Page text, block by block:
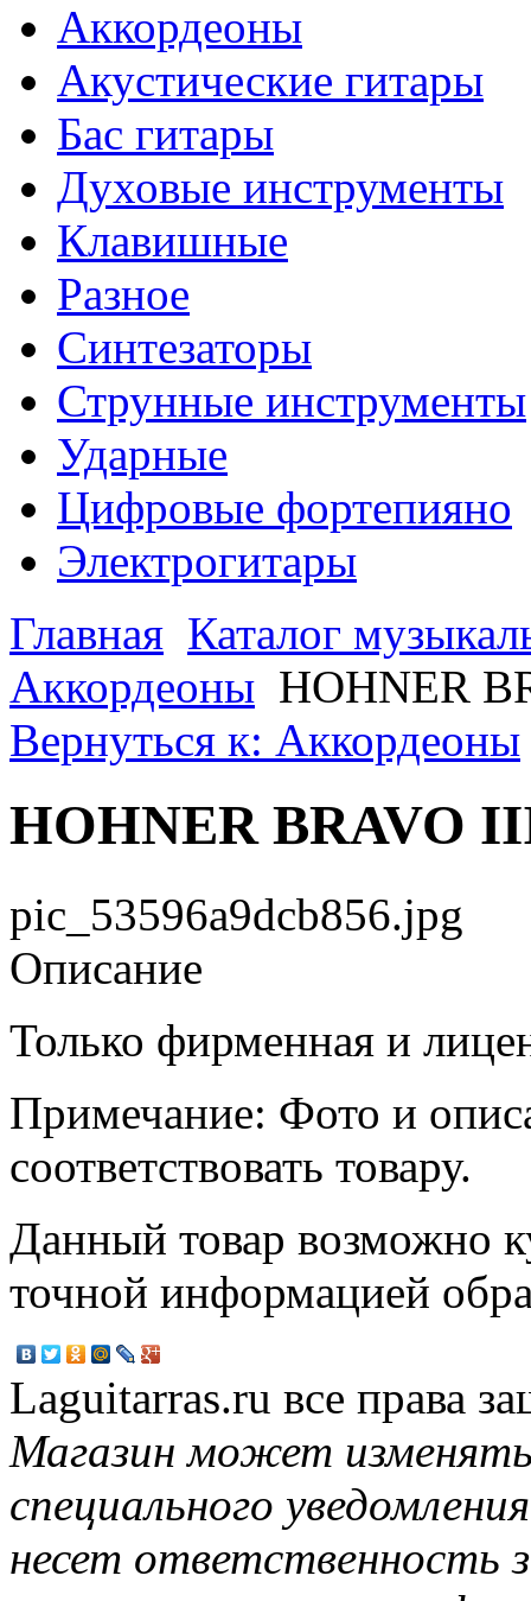
Аккордеоны
Акустические гитары
Бас гитары
Духовые инструменты
Клавишные
Разное
Синтезаторы
Струнные инструменты
Ударные
Цифровые фортепияно
Электрогитары
Главная Каталог
Аккордеоны HOHNER
Вернуться к: Аккордеоны
HOHNER BRAVO
pic_53596a9dcb856.jpg
Описание
Только фирменная и
Примечание: Фото и
соответствовать товару.
Данный товар возможно
точной информацией
Laguitarras.ru все права
Магазин может
специального
несет ответственность